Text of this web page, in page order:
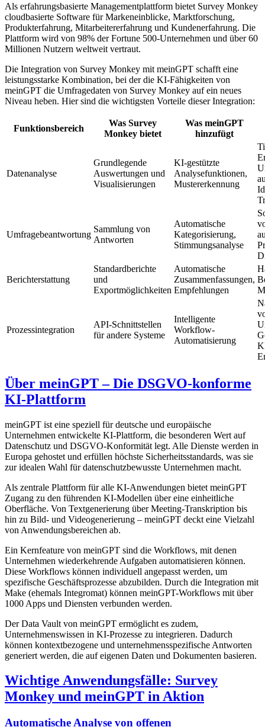
Als erfahrungsbasierte Managementplattform bietet Survey Monkey
cloudbasierte Software für Markeneinblicke, Marktforschung,
Produkterfahrung, Mitarbeitererfahrung und Kundenerfahrung. Die
Plattform wird von 98% der Fortune 500-Unternehmen und über 60
Millionen Nutzern weltweit vertraut.
Die Integration von Survey Monkey mit meinGPT schafft eine
leistungsstarke Kombination, bei der die KI-Fähigkeiten von
meinGPT die Umfragedaten von Survey Monkey auf ein neues
Niveau heben. Hier sind die wichtigsten Vorteile dieser Integration:
Funktionsbereich
Was Survey
Monkey bietet
Was meinGPT
hinzufügt
Datenanalyse
Grundlegende
Auswertungen und
Visualisierungen
KI-gestützte
Analysefunktionen,
Mustererkennung
Umfragebeantwortung
Sammlung von
Antworten
Automatische
Kategorisierung,
Stimmungsanalyse
Berichterstattung
Standardberichte
und
Exportmöglichkeiten
Automatische
Zusammenfassungen,
Empfehlungen
Prozessintegration
API-Schnittstellen
für andere Systeme
Intelligente
Workflow-
Automatisierung
Über meinGPT – Die DSGVO-konforme
KI-Plattform
meinGPT ist eine speziell für deutsche und europäische
Unternehmen entwickelte KI-Plattform, die besonderen Wert auf
Datenschutz und DSGVO-Konformität legt. Alle Dienste werden in
Europa gehostet und erfüllen höchste Sicherheitsstandards, was sie
zur idealen Wahl für datenschutzbewusste Unternehmen macht.
Als zentrale Plattform für alle KI-Anwendungen bietet meinGPT
Zugang zu den führenden KI-Modellen über eine einheitliche
Oberfläche. Von Textgenerierung über Meeting-Transkription bis
hin zu Bild- und Videogenerierung – meinGPT deckt eine Vielzahl
von Anwendungsbereichen ab.
Ein Kernfeature von meinGPT sind die Workflows, mit denen
Unternehmen wiederkehrende Aufgaben automatisieren können.
Diese Workflows können individuell angepasst werden, um
spezifische Geschäftsprozesse abzubilden. Durch die Integration mit
Make (ehemals Integromat) können meinGPT-Workflows mit über
1000 Apps und Diensten verbunden werden.
Der Data Vault von meinGPT ermöglicht es zudem,
Unternehmenswissen in KI-Prozesse zu integrieren. Dadurch
können kontextbezogene und unternehmensspezifische Antworten
generiert werden, die auf eigenen Daten und Dokumenten basieren.
Wichtige Anwendungsfälle: Survey
Monkey und meinGPT in Aktion
Automatische Analyse von offenen